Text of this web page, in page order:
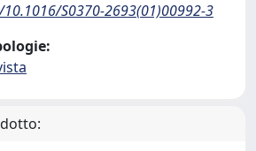
S0370-2693(01)00992-3